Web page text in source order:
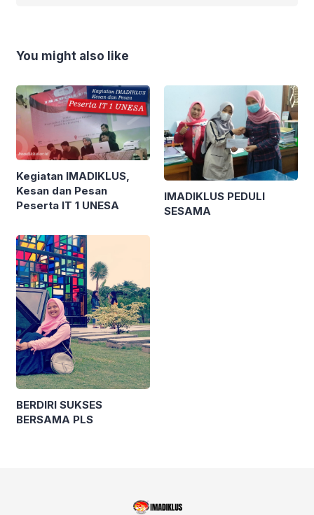
You might also like
Kegiatan IMADIKLUS,
Kesan dan Pesan
Peserta IT 1 UNESA
IMADIKLUS PEDULI
SESAMA
BERDIRI SUKSES
BERSAMA PLS